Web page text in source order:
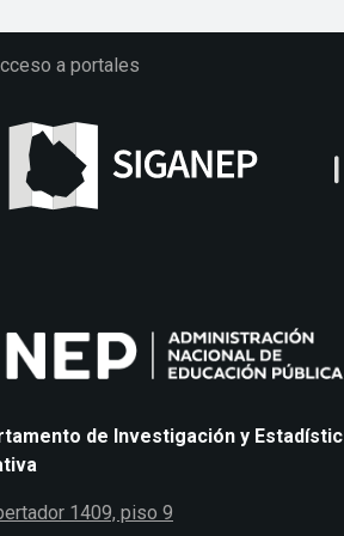
a portales
de Investigación y
1409, piso 9